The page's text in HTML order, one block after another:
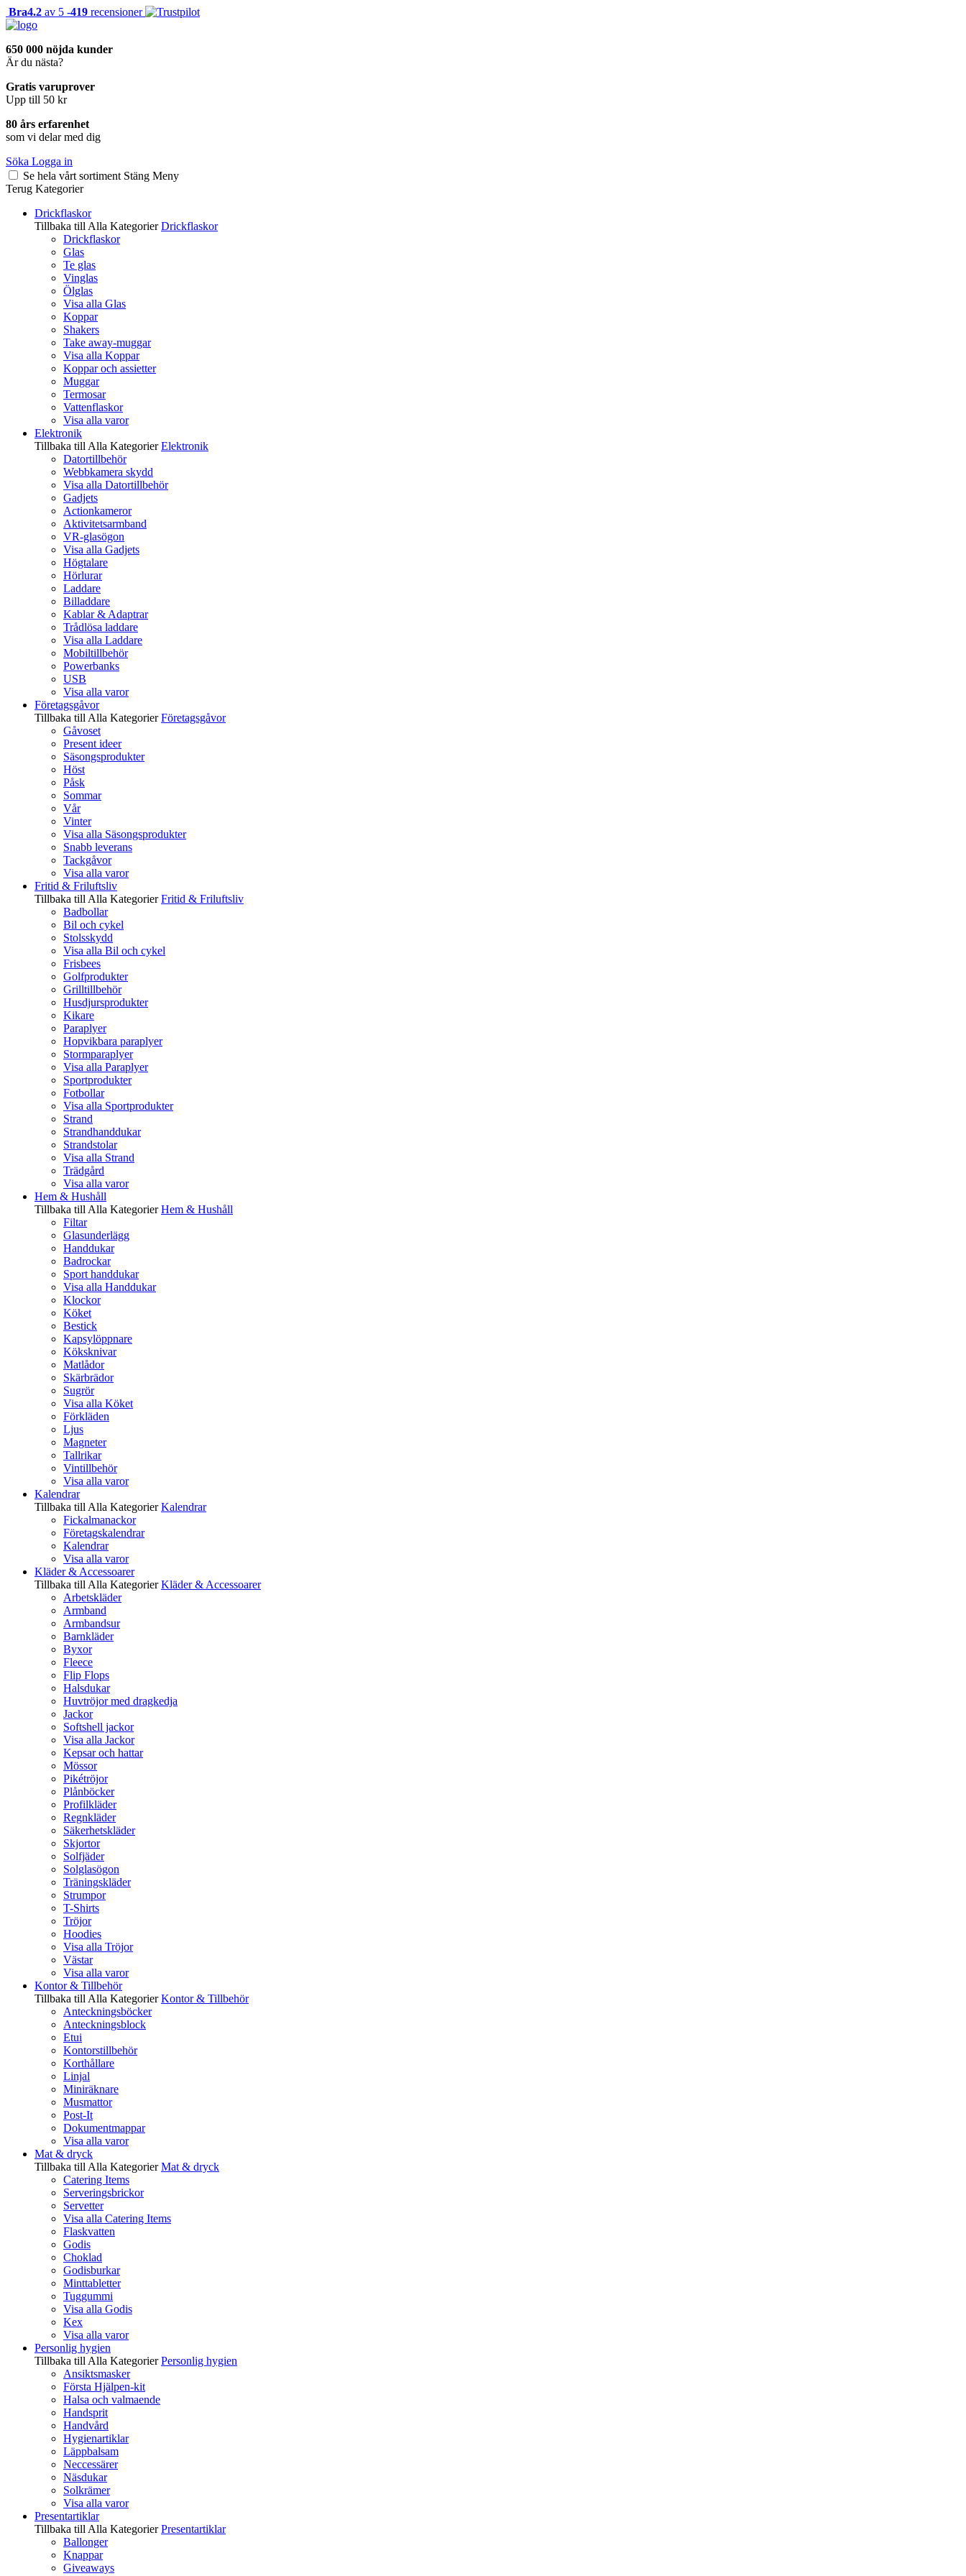
Bra4.2 av 5 -419 recensioner
650 000 nöjda kunder
Är du nästa?
Gratis varuprover
Upp till 50 kr
80 års erfarenhet
som vi delar med dig
Söka Logga in
Se hela vårt sortiment Stäng Meny
Terug Kategorier
Drickflaskor
Tillbaka till Alla Kategorier Drickflaskor
Drickflaskor
Glas
Te glas
Vinglas
Ölglas
Visa alla Glas
Koppar
Shakers
Take away-muggar
Visa alla Koppar
Koppar och assietter
Muggar
Termosar
Vattenflaskor
Visa alla varor
Elektronik
Tillbaka till Alla Kategorier Elektronik
Datortillbehör
Webbkamera skydd
Visa alla Datortillbehör
Gadjets
Actionkameror
Aktivitetsarmband
VR-glasögon
Visa alla Gadjets
Högtalare
Hörlurar
Laddare
Billaddare
Kablar & Adaptrar
Trådlösa laddare
Visa alla Laddare
Mobiltillbehör
Powerbanks
USB
Visa alla varor
Företagsgåvor
Tillbaka till Alla Kategorier Företagsgåvor
Gåvoset
Present ideer
Säsongsprodukter
Höst
Påsk
Sommar
Vår
Vinter
Visa alla Säsongsprodukter
Snabb leverans
Tackgåvor
Visa alla varor
Fritid & Friluftsliv
Tillbaka till Alla Kategorier Fritid & Friluftsliv
Badbollar
Bil och cykel
Stolsskydd
Visa alla Bil och cykel
Frisbees
Golfprodukter
Grilltillbehör
Husdjursprodukter
Kikare
Paraplyer
Hopvikbara paraplyer
Stormparaplyer
Visa alla Paraplyer
Sportprodukter
Fotbollar
Visa alla Sportprodukter
Strand
Strandhanddukar
Strandstolar
Visa alla Strand
Trädgård
Visa alla varor
Hem & Hushåll
Tillbaka till Alla Kategorier Hem & Hushåll
Filtar
Glasunderlägg
Handdukar
Badrockar
Sport handdukar
Visa alla Handdukar
Klockor
Köket
Bestick
Kapsylöppnare
Köksknivar
Matlådor
Skärbrädor
Sugrör
Visa alla Köket
Förkläden
Ljus
Magneter
Tallrikar
Vintillbehör
Visa alla varor
Kalendrar
Tillbaka till Alla Kategorier Kalendrar
Fickalmanackor
Företagskalendrar
Kalendrar
Visa alla varor
Kläder & Accessoarer
Tillbaka till Alla Kategorier Kläder & Accessoarer
Arbetskläder
Armband
Armbandsur
Barnkläder
Byxor
Fleece
Flip Flops
Halsdukar
Huvtröjor med dragkedja
Jackor
Softshell jackor
Visa alla Jackor
Kepsar och hattar
Mössor
Pikétröjor
Plånböcker
Profilkläder
Regnkläder
Säkerhetskläder
Skjortor
Solfjäder
Solglasögon
Träningskläder
Strumpor
T-Shirts
Tröjor
Hoodies
Visa alla Tröjor
Västar
Visa alla varor
Kontor & Tillbehör
Tillbaka till Alla Kategorier Kontor & Tillbehör
Anteckningsböcker
Anteckningsblock
Etui
Kontorstillbehör
Korthållare
Linjal
Miniräknare
Musmattor
Post-It
Dokumentmappar
Visa alla varor
Mat & dryck
Tillbaka till Alla Kategorier Mat & dryck
Catering Items
Serveringsbrickor
Servetter
Visa alla Catering Items
Flaskvatten
Godis
Choklad
Godisburkar
Minttabletter
Tuggummi
Visa alla Godis
Kex
Visa alla varor
Personlig hygien
Tillbaka till Alla Kategorier Personlig hygien
Ansiktsmasker
Första Hjälpen-kit
Halsa och valmaende
Handsprit
Handvård
Hygienartiklar
Läppbalsam
Neccessärer
Näsdukar
Solkrämer
Visa alla varor
Presentartiklar
Tillbaka till Alla Kategorier Presentartiklar
Ballonger
Knappar
Giveaways